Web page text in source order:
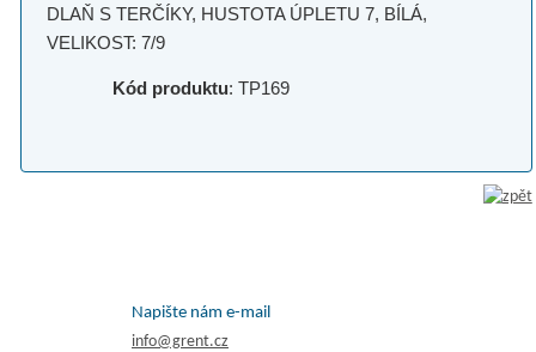
DLAŇ S TERČÍKY, HUSTOTA ÚPLETU 7, BÍLÁ,
VELIKOST: 7/9
Kód produktu: TP169
Napište nám e-mail
info@grent.cz